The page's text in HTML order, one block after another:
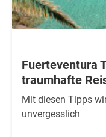
Fuerteventura
traumhafte
Mit diesen Tipps
unvergesslich